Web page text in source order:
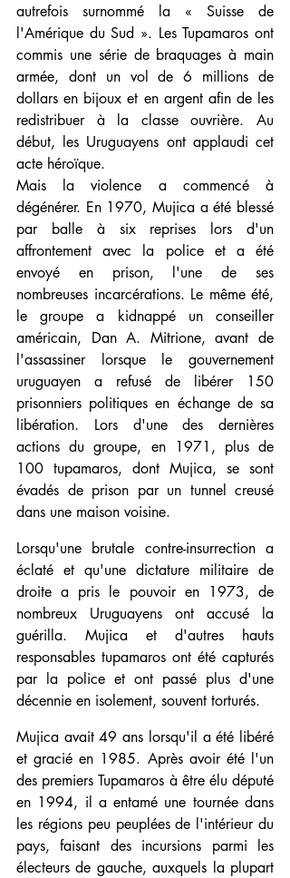
autrefois surnommé la « Suisse de
l'Amérique du Sud ». Les Tupamaros ont
commis une série de braquages à main
armée, dont un vol de 6 millions de
dollars en bijoux et en argent afin de les
redistribuer à la classe ouvrière. Au
début, les Uruguayens ont applaudi cet
acte héroïque.
Mais la violence a commencé à
dégénérer. En 1970, Mujica a été blessé
par balle à six reprises lors d'un
affrontement avec la police et a été
envoyé en prison, l'une de ses
nombreuses incarcérations. Le même été,
le groupe a kidnappé un conseiller
américain, Dan A. Mitrione, avant de
l'assassiner lorsque le gouvernement
uruguayen a refusé de libérer 150
prisonniers politiques en échange de sa
libération. Lors d'une des dernières
actions du groupe, en 1971, plus de
100 tupamaros, dont Mujica, se sont
évadés de prison par un tunnel creusé
dans une maison voisine.
Lorsqu'une brutale contre-insurrection a
éclaté et qu'une dictature militaire de
droite a pris le pouvoir en 1973, de
nombreux Uruguayens ont accusé la
guérilla. Mujica et d'autres hauts
responsables tupamaros ont été capturés
par la police et ont passé plus d'une
décennie en isolement, souvent torturés.
Mujica avait 49 ans lorsqu'il a été libéré
et gracié en 1985. Après avoir été l'un
des premiers Tupamaros à être élu député
en 1994, il a entamé une tournée dans
les régions peu peuplées de l'intérieur du
pays, faisant des incursions parmi les
électeurs de gauche, auxquels la plupart